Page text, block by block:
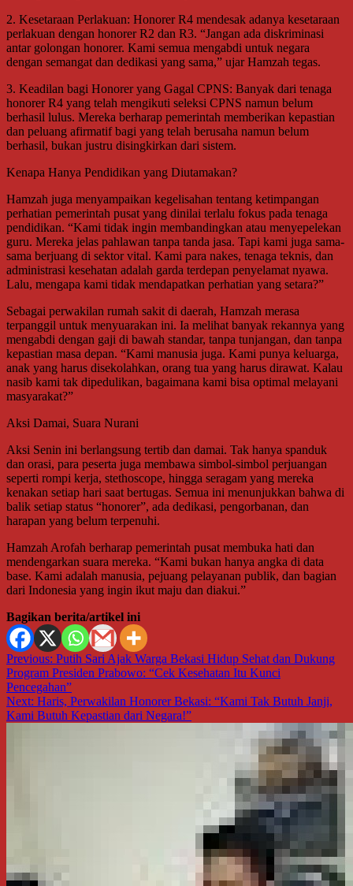
2. Kesetaraan Perlakuan: Honorer R4 mendesak adanya kesetaraan
perlakuan dengan honorer R2 dan R3. “Jangan ada diskriminasi
antar golongan honorer. Kami semua mengabdi untuk negara
dengan semangat dan dedikasi yang sama,” ujar Hamzah tegas.
3. Keadilan bagi Honorer yang Gagal CPNS: Banyak dari tenaga
honorer R4 yang telah mengikuti seleksi CPNS namun belum
berhasil lulus. Mereka berharap pemerintah memberikan kepastian
dan peluang afirmatif bagi yang telah berusaha namun belum
berhasil, bukan justru disingkirkan dari sistem.
Kenapa Hanya Pendidikan yang Diutamakan?
Hamzah juga menyampaikan kegelisahan tentang ketimpangan
perhatian pemerintah pusat yang dinilai terlalu fokus pada tenaga
pendidikan. “Kami tidak ingin membandingkan atau menyepelekan
guru. Mereka jelas pahlawan tanpa tanda jasa. Tapi kami juga sama-
sama berjuang di sektor vital. Kami para nakes, tenaga teknis, dan
administrasi kesehatan adalah garda terdepan penyelamat nyawa.
Lalu, mengapa kami tidak mendapatkan perhatian yang setara?”
Sebagai perwakilan rumah sakit di daerah, Hamzah merasa
terpanggil untuk menyuarakan ini. Ia melihat banyak rekannya yang
mengabdi dengan gaji di bawah standar, tanpa tunjangan, dan tanpa
kepastian masa depan. “Kami manusia juga. Kami punya keluarga,
anak yang harus disekolahkan, orang tua yang harus dirawat. Kalau
nasib kami tak dipedulikan, bagaimana kami bisa optimal melayani
masyarakat?”
Aksi Damai, Suara Nurani
Aksi Senin ini berlangsung tertib dan damai. Tak hanya spanduk
dan orasi, para peserta juga membawa simbol-simbol perjuangan
seperti rompi kerja, stethoscope, hingga seragam yang mereka
kenakan setiap hari saat bertugas. Semua ini menunjukkan bahwa di
balik setiap status “honorer”, ada dedikasi, pengorbanan, dan
harapan yang belum terpenuhi.
Hamzah Arofah berharap pemerintah pusat membuka hati dan
mendengarkan suara mereka. “Kami bukan hanya angka di data
base. Kami adalah manusia, pejuang pelayanan publik, dan bagian
dari Indonesia yang ingin ikut maju dan diakui.”
Bagikan berita/artikel ini
Navigasi
pos
Previous: Putih Sari Ajak Warga Bekasi Hidup Sehat dan Dukung
Program Presiden Prabowo: “Cek Kesehatan Itu Kunci
Pencegahan”
Next: Haris, Perwakilan Honorer Bekasi: “Kami Tak Butuh Janji,
Kami Butuh Kepastian dari Negara!”